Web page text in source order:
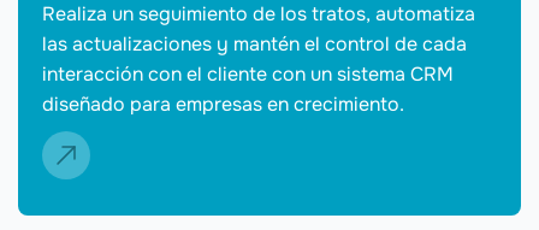
Realiza un seguimiento de los tratos, automatiza
las actualizaciones y mantén el control de cada
interacción con el cliente con un sistema CRM
diseñado para empresas en crecimiento.